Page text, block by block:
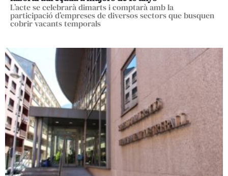
L’acte se celebrarà dimarts i comptarà amb la
participació d’empreses de diversos sectors que busquen
cobrir vacants temporals